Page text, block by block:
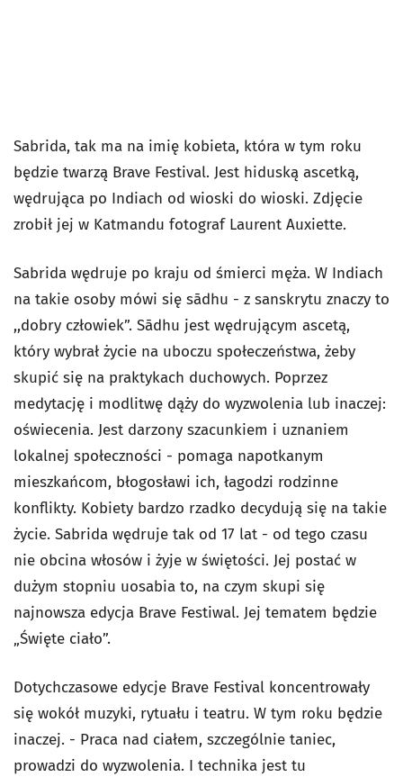
Sabrida, tak ma na imię kobieta, która w tym roku
będzie twarzą Brave Festival. Jest hiduską ascetką,
wędrująca po Indiach od wioski do wioski. Zdjęcie
zrobił jej w Katmandu fotograf Laurent Auxiette.
Sabrida wędruje po kraju od śmierci męża. W Indiach
na takie osoby mówi się sādhu - z sanskrytu znaczy to
,,dobry człowiek”. Sādhu jest wędrującym ascetą,
który wybrał życie na uboczu społeczeństwa, żeby
skupić się na praktykach duchowych. Poprzez
medytację i modlitwę dąży do wyzwolenia lub inaczej:
oświecenia. Jest darzony szacunkiem i uznaniem
lokalnej społeczności - pomaga napotkanym
mieszkańcom, błogosławi ich, łagodzi rodzinne
konflikty. Kobiety bardzo rzadko decydują się na takie
życie. Sabrida wędruje tak od 17 lat - od tego czasu
nie obcina włosów i żyje w świętości. Jej postać w
dużym stopniu uosabia to, na czym skupi się
najnowsza edycja Brave Festiwal. Jej tematem będzie
„Święte ciało”.
Dotychczasowe edycje Brave Festival koncentrowały
się wokół muzyki, rytuału i teatru. W tym roku będzie
inaczej. - Praca nad ciałem, szczególnie taniec,
prowadzi do wyzwolenia. I technika jest tu